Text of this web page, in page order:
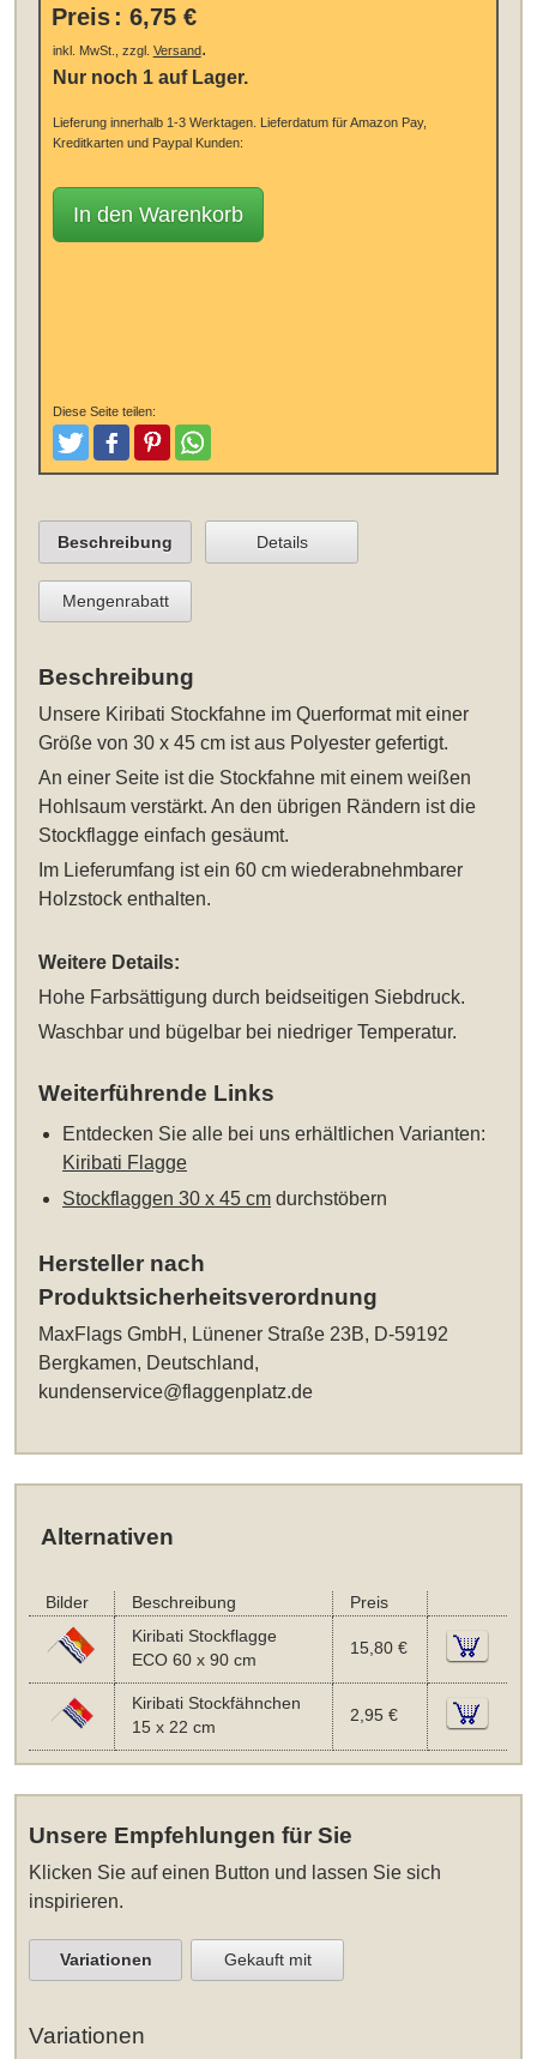
Preis : 6,75 €
inkl. MwSt., zzgl. Versand.
Nur noch 1 auf Lager.
Lieferung innerhalb 1-3 Werktagen. Lieferdatum für Amazon Pay,
Kreditkarten und Paypal Kunden:
In den Warenkorb
Diese Seite teilen:
TweetenPostenPinterestTeilen
Beschreibung Details
Mengenrabatt
Beschreibung
Unsere Kiribati Stockfahne im Querformat mit einer
Größe von 30 x 45 cm ist aus Polyester gefertigt.
An einer Seite ist die Stockfahne mit einem weißen
Hohlsaum verstärkt. An den übrigen Rändern ist die
Stockflagge einfach gesäumt.
Im Lieferumfang ist ein 60 cm wiederabnehmbarer
Holzstock enthalten.
Weitere Details:
Hohe Farbsättigung durch beidseitigen Siebdruck.
Waschbar und bügelbar bei niedriger Temperatur.
Weiterführende Links
Entdecken Sie alle bei uns erhältlichen Varianten:
Kiribati Flagge
Stockflaggen 30 x 45 cm durchstöbern
Hersteller nach
Produktsicherheitsverordnung
MaxFlags GmbH, Lünener Straße 23B, D-59192
Bergkamen, Deutschland,
kundenservice@flaggenplatz.de
Alternativen
Bilder Beschreibung
Preis
Kiribati Stockflagge
ECO 60 x 90 cm
15,80 €
Kiribati Stockfähnchen
15 x 22 cm
2,95 €
Unsere Empfehlungen für Sie
Klicken Sie auf einen Button und lassen Sie sich
inspirieren.
Variationen Gekauft mit
Variationen